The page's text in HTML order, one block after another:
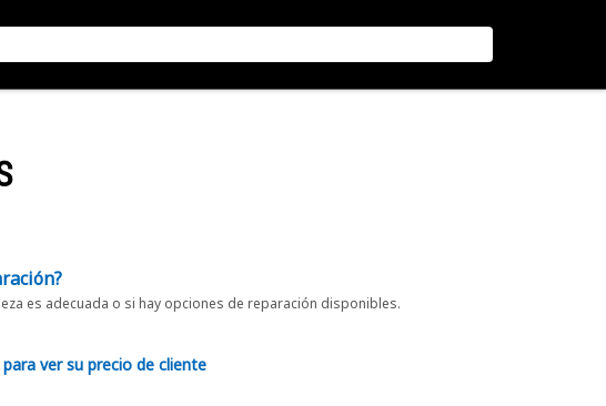
es adecuada o si hay opciones de reparación disponibles.
ver su precio de cliente